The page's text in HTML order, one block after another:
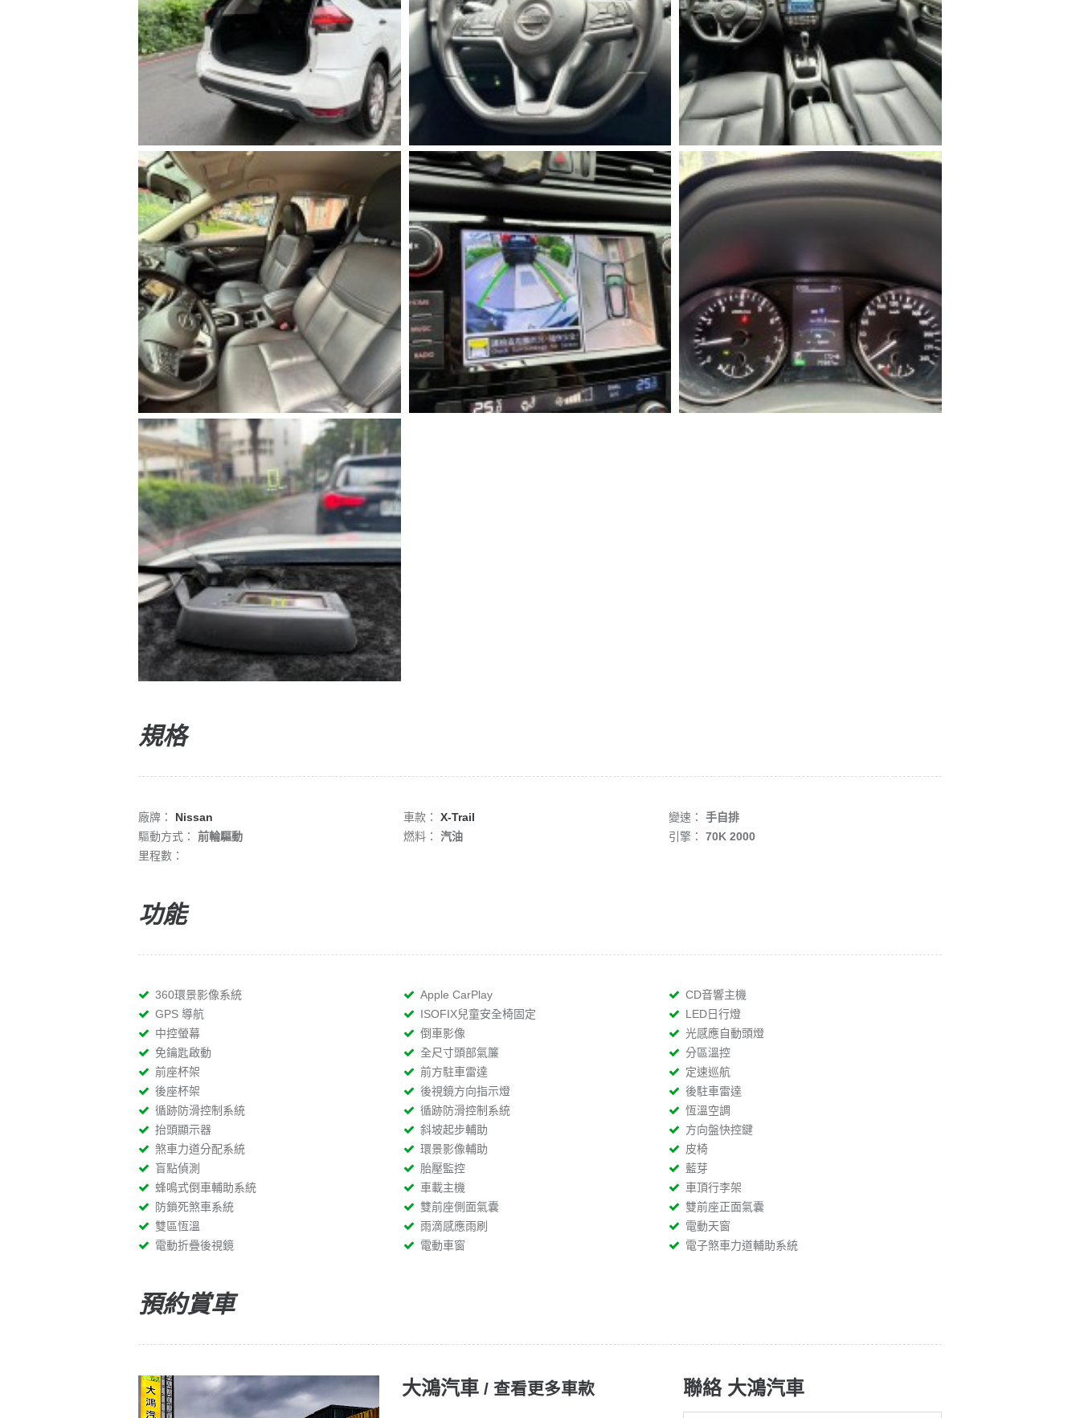
規格
廠牌： Nissan 車款： X-Trail 變速：
手自排
驅動方式：
前輪驅動 燃料： 汽油 引擎：
70K 2000
里程數：
功能
360環景影像系統 Apple CarPlay
CD音響主機
GPS 導航
ISOFIX兒童安全椅固定
LED日行燈
中控螢幕
倒車影像
光感應自動頭燈
免鑰匙啟動
全尺寸頭部氣簾
分區溫控
前座杯架
前方駐車雷達
定速巡航
後座杯架
後視鏡方向指示燈
後駐車雷達
循跡防滑控制系統
循跡防滑控制系統
恆溫空調
抬頭顯示器
斜坡起步輔助
方向盤快控鍵
煞車力道分配系統
環景影像輔助
皮椅
盲點偵測
胎壓監控
藍芽
蜂鳴式倒車輔助系統
車載主機
車頂行李架
防鎖死煞車系統
雙前座側面氣囊
雙前座正面氣囊
雙區恆溫
雨滴感應雨刷
電動天窗
電動折疊後視鏡
電動車窗 電子煞車力道輔助系統
預約賞車
大鴻汽車 查看更多車款 聯絡 大鴻汽車